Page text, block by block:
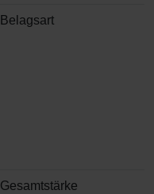
Belagsart
Gesamtstärke